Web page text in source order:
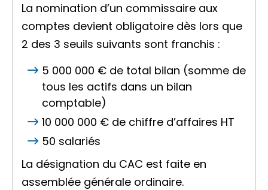
La nomination d’un commissaire aux
comptes devient obligatoire dès lors que
2 des 3 seuils suivants sont franchis :
5 000 000 € de total bilan (somme de
tous les actifs dans un bilan
comptable)
10 000 000 € de chiffre d’affaires HT
50 salariés
La désignation du CAC est faite en
assemblée générale ordinaire.